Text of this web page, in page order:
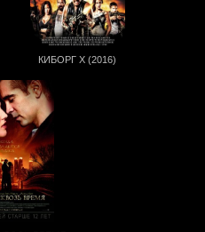
КИБОРГ Х (2016)